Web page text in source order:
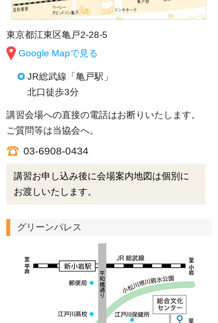
東京都江東区亀戸2-28-5
Google Mapで見る
JR総武線「亀戸駅」
北口徒歩3分
講習会場への直接の電話はお断りいたします。
ご質問等は当協会へ。
03-6908-0434
講習お申し込み後に会場案内地図は個別に
お渡しいたします。
グリーンパレス